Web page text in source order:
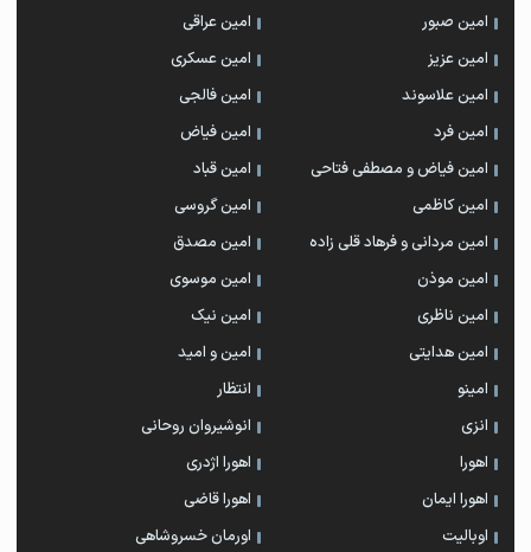
امین صبور
امین عراقی
امین عزیز
امین عسکری
امین علاسوند
امین فالجی
امین فرد
امین فیاض
امین فیاض و مصطفی فتاحی
امین قباد
امین کاظمی
امین گروسی
امین مردانی و فرهاد قلی زاده
امین مصدق
امین موذن
امین موسوی
امین ناظری
امین نیک
امین هدایتی
امین و امید
امینو
انتظار
انزی
انوشیروان روحانی
اهورا
اهورا اژدری
اهورا ایمان
اهورا قاضی
اوبالیت
اورمان خسروشاهی